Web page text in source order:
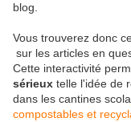
blog.
Vous trouverez donc
sur les articles en
Cette interactivité
sérieux telle l'idée de
dans les cantines
compostables et